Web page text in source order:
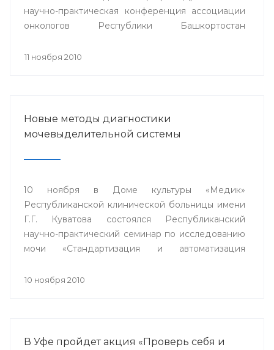
научно-практическая конференция ассоциации
онкологов Республики Башкортостан
основа прогресса онкологической науки и
11 ноября 2010
Новые методы диагностики
мочевыделительной системы
10 ноября в Доме культуры «Медик»
Республиканской клинической больницы имени
Г.Г. Куватова состоялся Республиканский
научно-практический семинар по исследованию
мочи «Стандартизация и автоматизация
исследования».
10 ноября 2010
В Уфе пройдет акция «Проверь себя и